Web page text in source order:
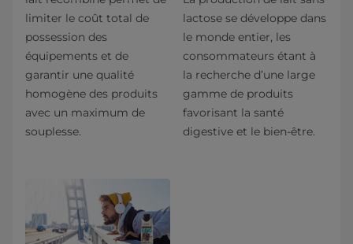
limiter le coût total de
possession des
équipements et de
garantir une qualité
homogène des produits
avec un maximum de
souplesse.
lactose se développe dans
le monde entier, les
consommateurs étant à
la recherche d’une large
gamme de produits
favorisant la santé
digestive et le bien-être.